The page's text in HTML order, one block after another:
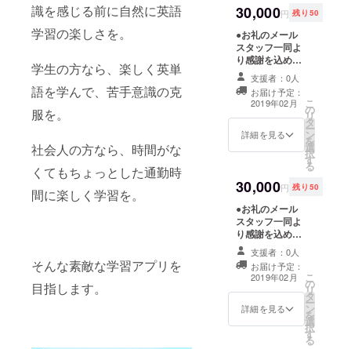
識を感じる前に自然に英語
学習の楽しさを。
学生の方なら、楽しく英単
語を学んで、苦手意識の克
服を。
社会人の方なら、時間がな
くてもちょっとした通勤時
間に楽しく学習を。
そんな素敵な学習アプリを
目指します。
ンドコンテンツ
をお届けしま
す。 ●開発者交
流会(大阪、東
京) 日程：
2019/02/02
17:00～19:00 場
所：GVH
OSAKA（仮）
osaka.com/ ※交
通費や滞在費に
す。
30,000円 残り50
●お礼のメール
スタッフ一同よ
り感謝を込めた
メールをお送り
します。 ●ス
タッフロールに
お名前記載 ※先
着50名様限定 ●
オリジナルサウ
ンドトラックCD
ンドコンテンツ
をお届けしま
す。
●「flowerpost式
事業戦略」講演
ご招待 日程：
2019/02/02
10:00～12:00 場
所：GVH
http://gvh-
osaka.com/ ※交
支援者：0人
お届け予定：
2019年02月
詳細を見る
こ
の
リ
タ
ー
ン
を
選
択
す
る
30,000円 残り50
●お礼のメール
スタッフ一同よ
り感謝を込めた
メールをお送り
します。 ●ス
タッフロールに
お名前記載 ※先
着50名様限定 ●
オリジナルサウ
ンドトラックCD
支援者：0人
お届け予定：
2019年02月
詳細を見る
こ
の
リ
タ
ー
ン
を
選
択
す
る